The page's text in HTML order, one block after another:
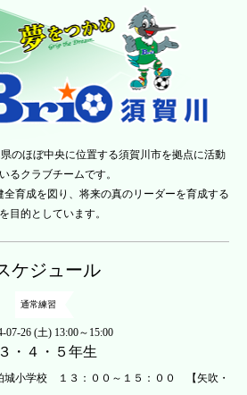
のほぼ中央に位置する須賀川市を拠点に活動
るクラブチームです。
育成を図り、将来の真のリーダーを育成する
目的としています。
ケジュール
通常練習
07-26 (土) 13:00～15:00
３・４・５年生
小学校 １３：００～１５：００ 【矢吹・